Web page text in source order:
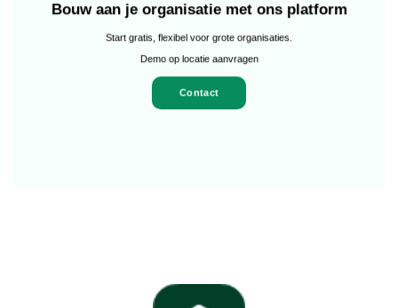
Bouw aan je organisatie met ons platform
Start gratis, flexibel voor grote organisaties.
Demo op locatie aanvragen
Contact